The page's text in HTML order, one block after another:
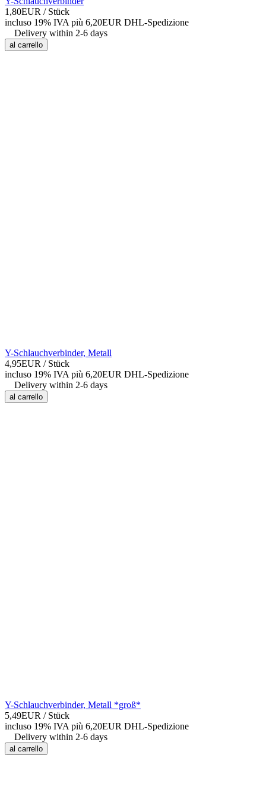
1,80EUR / Stück
incluso 19% IVA più 6,20EUR DHL-Spedizione
Delivery within 2-6 days
al carrello
Y-Schlauchverbinder, Metall
4,95EUR / Stück
incluso 19% IVA più 6,20EUR DHL-Spedizione
Delivery within 2-6 days
al carrello
Y-Schlauchverbinder, Metall *groß*
5,49EUR / Stück
incluso 19% IVA più 6,20EUR DHL-Spedizione
Delivery within 2-6 days
al carrello